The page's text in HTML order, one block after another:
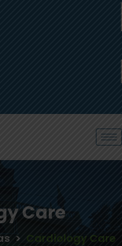
Care
> Cardiology Care